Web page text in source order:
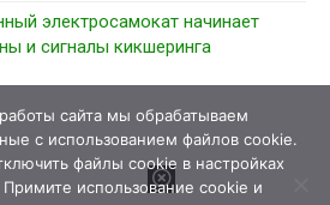
электросамокат начинает
и сигналы кикшеринга
сайта мы обрабатываем
с использованием файлов cookie.
файлы cookie в настройках
использование cookie и